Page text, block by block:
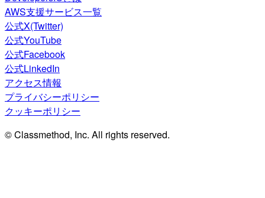
AWS支援サービス一覧
公式X(Twitter)
公式YouTube
公式Facebook
公式LinkedIn
アクセス情報
プライバシーポリシー
クッキーポリシー
© Classmethod, Inc. All rights reserved.